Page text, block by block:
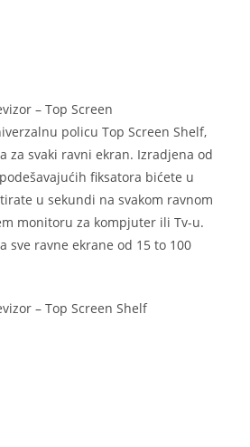
– Top Screen
policu Top Screen Shelf,
za svaki ravni ekran. Izradjena od
fiksatora bićete u
u sekundi na svakom ravnom
monitoru za kompjuter ili Tv-u.
sve ravne ekrane od 15 to 100
– Top Screen Shelf